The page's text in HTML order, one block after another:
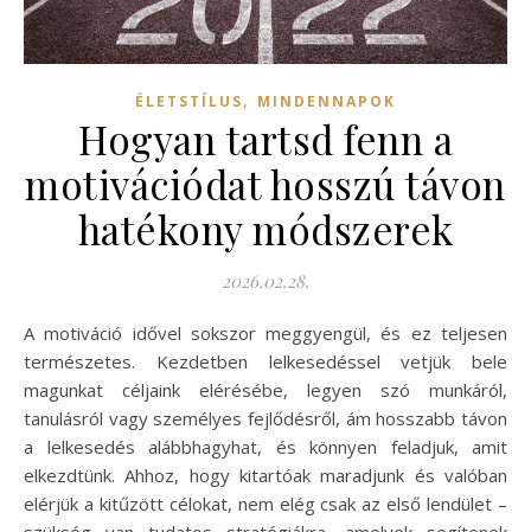
ÉLETSTÍLUS, MINDENNAPOK
Hogyan tartsd fenn a
motivációdat hosszú távon
hatékony módszerek
2026.02.28.
A motiváció idővel sokszor meggyengül, és ez teljesen
természetes. Kezdetben lelkesedéssel vetjük bele
magunkat céljaink elérésébe, legyen szó munkáról,
tanulásról vagy személyes fejlődésről, ám hosszabb távon
a lelkesedés alábbhagyhat, és könnyen feladjuk, amit
elkezdtünk. Ahhoz, hogy kitartóak maradjunk és valóban
elérjük a kitűzött célokat, nem elég csak az első lendület –